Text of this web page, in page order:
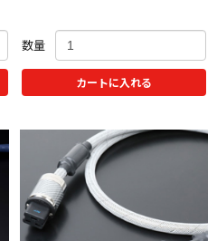
数量
カートに入れる